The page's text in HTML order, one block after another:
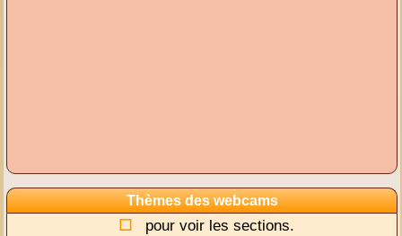
Thèmes des webcams
pour voir les sections.